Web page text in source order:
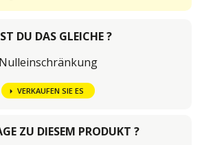
DU DAS GLEICHE ?
Nulleinschränkung
VERKAUFEN SIE ES
ZU DIESEM PRODUKT ?